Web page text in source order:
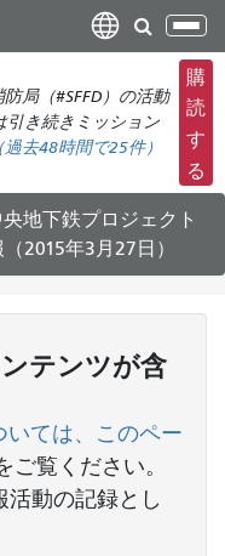
ナ
ビ
ゲ
ー
シ
ョ
ン
切
り
局（#SFFD）の活動
引き続きミッション
過去48時間で25件）
購
読
す
る
央地下鉄プロジェクト
2015年3月27日）
テンツが含
ては、このペー
ご覧ください。
活動の記録とし